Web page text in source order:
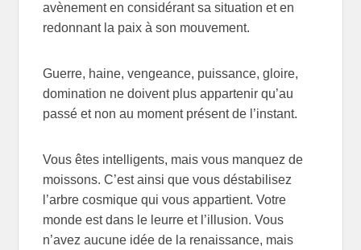
avènement en considérant sa situation et en
redonnant la paix à son mouvement.
Guerre, haine, vengeance, puissance, gloire,
domination ne doivent plus appartenir qu’au
passé et non au moment présent de l’instant.
Vous êtes intelligents, mais vous manquez de
moissons. C’est ainsi que vous déstabilisez
l’arbre cosmique qui vous appartient. Votre
monde est dans le leurre et l’illusion. Vous
n’avez aucune idée de la renaissance, mais